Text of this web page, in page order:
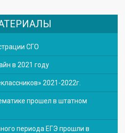
СГО
в 2021 году
2021-2022г.
прошел в штатном
периода ЕГЭ прошли в